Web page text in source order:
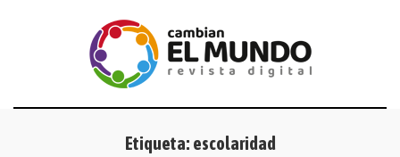
Etiqueta: escolaridad